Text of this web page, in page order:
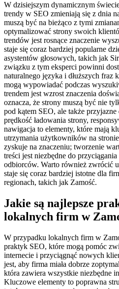
W dzisiejszym dynamicznym
trendy w SEO zmieniają się z dnia
muszą być na bieżąco z tymi
optymalizować strony swoich
trendów jest rosnące znaczenie
staje się coraz bardziej popularne
asystentów głosowych, takich jak
związku z tym eksperci powinni
naturalnego języka i dłuższych
mogą wypowiadać podczas
trendem jest wzrost znaczenia
oznacza, że strony muszą być nie
pod kątem SEO, ale także
prędkość ładowania strony,
nawigacja to elementy, które mają
utrzymania użytkowników na
zyskuje na znaczeniu; tworzenie
treści jest niezbędne do
odbiorców. Warto również zwrócić
staje się coraz bardziej istotne dla
regionach, takich jak Zamość.
Jakie są najlepsze
lokalnych firm w
W przypadku lokalnych firm w
praktyk SEO, które mogą pomóc
internecie i przyciągnąć nowych
jest, aby firma miała dobrze
która zawiera wszystkie niezbędne
Kluczowe elementy to poprawna